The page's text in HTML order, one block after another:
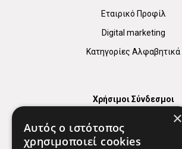
Εταιρικό Προφίλ
Digital marketing
Κατηγορίες Αλφαβητικά
Χρήσιμοι Σύνδεσμοι
Χρήσιμα Τηλέφωνα
×
Αυτός ο ιστότοπος
χρησιμοποιεί cookies